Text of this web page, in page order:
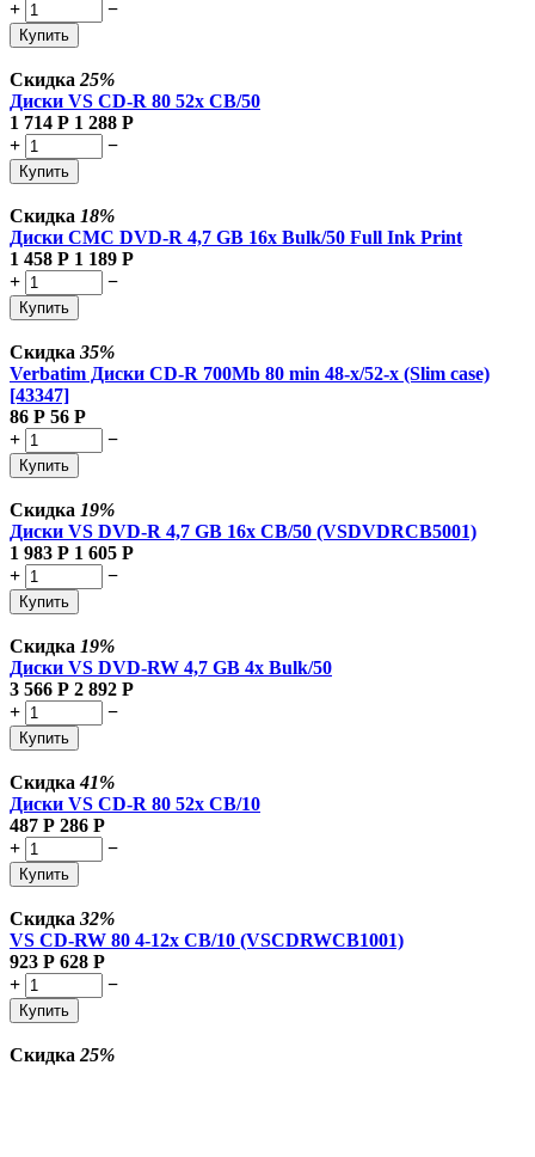
+
−
Купить
Скидка 25%
Диски VS CD-R 80 52x CB/50
1 714 Р 1 288 Р
+
−
Купить
Скидка 18%
Диски CMC DVD-R 4,7 GB 16x Bulk/50 Full Ink Print
1 458 Р 1 189 Р
+
−
Купить
Скидка 35%
Verbatim Диски CD-R 700Mb 80 min 48-х/52-х (Slim case)
[43347]
86 Р 56 Р
+
−
Купить
Скидка 19%
Диски VS DVD-R 4,7 GB 16x CB/50 (VSDVDRCB5001)
1 983 Р 1 605 Р
+
−
Купить
Скидка 19%
Диски VS DVD-RW 4,7 GB 4x Bulk/50
3 566 Р 2 892 Р
+
−
Купить
Скидка41%
Диски VS CD-R 80 52x CB/10
487 Р 286 Р
+
−
Купить
Скидка 32%
VS CD-RW 80 4-12x CB/10 (VSCDRWCB1001)
923 Р 628 Р
+
−
Купить
Скидка 25%